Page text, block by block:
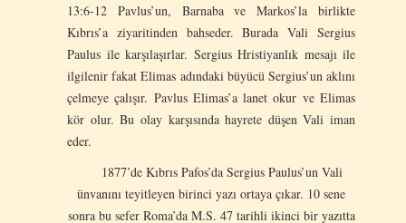
13:6-12 Pavlus’un, Barnaba ve Markos’la birlikte
Kıbrıs’a ziyaritinden bahseder. Burada Vali Sergius
Paulus ile karşılaşırlar. Sergius Hristiyanlık mesajı ile
ilgilenir fakat Elimas adındaki büyücü Sergius’un aklını
çelmeye çalışır. Pavlus Elimas’a lanet okur ve Elimas
kör olur. Bu olay karşısında hayrete düşen Vali iman
eder.
1877’de Kıbrıs Pafos’da Sergius Paulus’un Vali
ünvanını teyitleyen birinci yazı ortaya çıkar. 10 sene
sonra bu sefer Roma’da M.S. 47 tarihli ikinci bir yazıtta